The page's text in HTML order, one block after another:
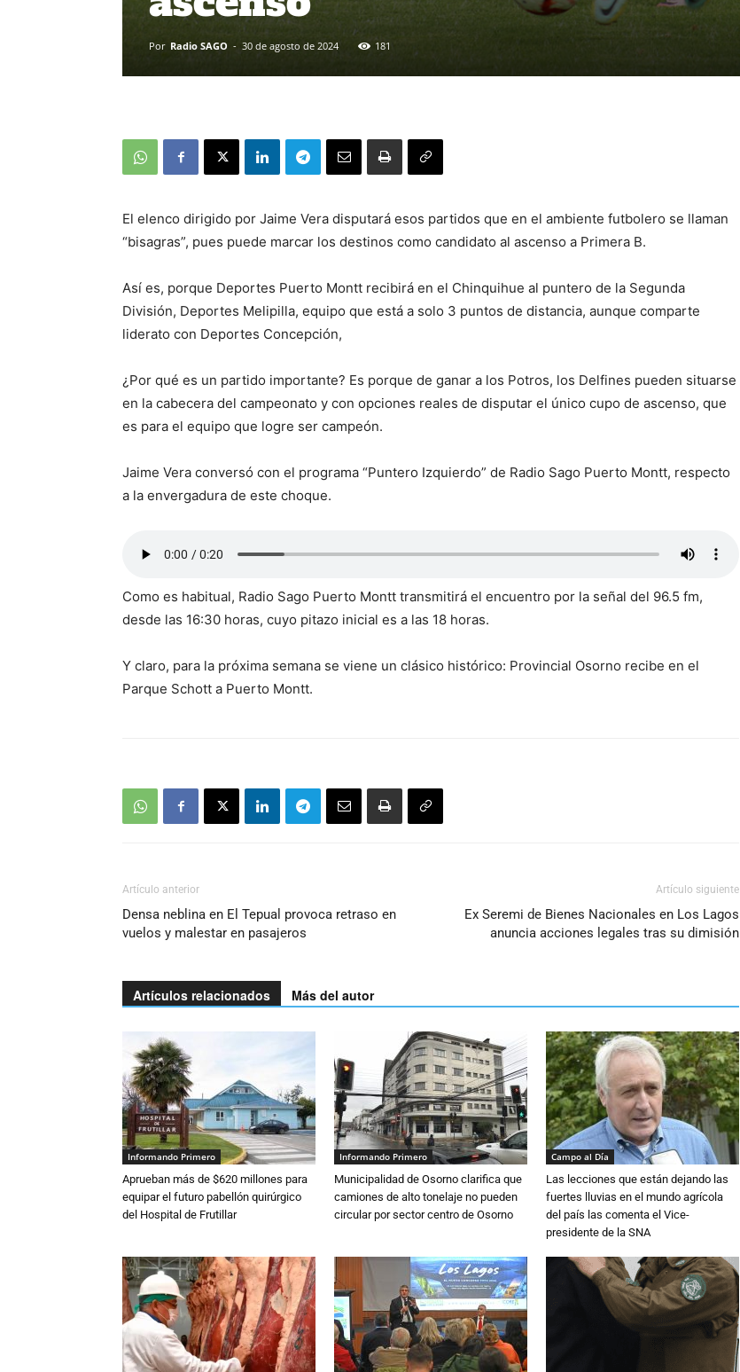
Por Radio SAGO - 30 de agosto de 2024 181
El elenco dirigido por Jaime Vera disputará esos partidos que en el ambiente futbolero se llaman
“bisagras”, pues puede marcar los destinos como candidato al ascenso a Primera B.
Así es, porque Deportes Puerto Montt recibirá en el Chinquihue al puntero de la Segunda
División, Deportes Melipilla, equipo que está a solo 3 puntos de distancia, aunque comparte
liderato con Deportes Concepción,
¿Por qué es un partido importante? Es porque de ganar a los Potros, los Delfines pueden situarse
en la cabecera del campeonato y con opciones reales de disputar el único cupo de ascenso, que
es para el equipo que logre ser campeón.
Jaime Vera conversó con el programa “Puntero Izquierdo” de Radio Sago Puerto Montt, respecto
a la envergadura de este choque.
Como es habitual, Radio Sago Puerto Montt transmitirá el encuentro por la señal del 96.5 fm,
desde las 16:30 horas, cuyo pitazo inicial es a las 18 horas.
Y claro, para la próxima semana se viene un clásico histórico: Provincial Osorno recibe en el
Parque Schott a Puerto Montt.
Artículo anterior
Densa neblina en El Tepual provoca retraso en
vuelos y malestar en pasajeros
Artículo siguiente
Ex Seremi de Bienes Nacionales en Los Lagos
anuncia acciones legales tras su dimisión
Artículos relacionados Más del autor
Informando Primero
Aprueban más de $620 millones para
equipar el futuro pabellón quirúrgico
del Hospital de Frutillar
Informando Primero
Municipalidad de Osorno clarifica que
camiones de alto tonelaje no pueden
circular por sector centro de Osorno
Campo al Día
Las lecciones que están dejando las
fuertes lluvias en el mundo agrícola
del país las comenta el Vice-
presidente de la SNA